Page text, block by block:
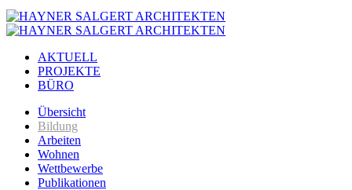
AKTUELL
PROJEKTE
BÜRO
Übersicht
Bildung
Arbeiten
Wohnen
Wettbewerbe
Publikationen